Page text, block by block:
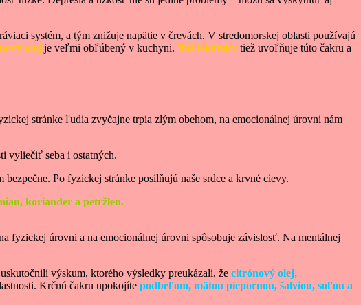
systém, a tým znižuje napätie v črevách. V stredomorskej oblasti používajú
olej je veľmi obľúbený v kuchyni. Ibiš lekársky tiež uvoľňuje túto čakru a
stránke ľudia zvyčajne trpia zlým obehom, na emocionálnej úrovni nám
vyliečiť seba i ostatných.
Po fyzickej stránke posilňujú naše srdce a krvné cievy.
koriander a petržlen.
fyzickej úrovni a na emocionálnej úrovni spôsobuje závislosť. Na mentálnej
výskum, ktorého výsledky preukázali, že citrónový olej,
Krčnú čakru upokojíte podbeľom, mätou piepornou, šalviou, soľou a